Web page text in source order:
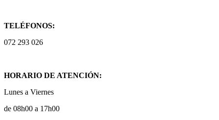
TELÉFONOS:
072 293 026
HORARIO DE ATENCIÓN:
Lunes a Viernes
de 08h00 a 17h00